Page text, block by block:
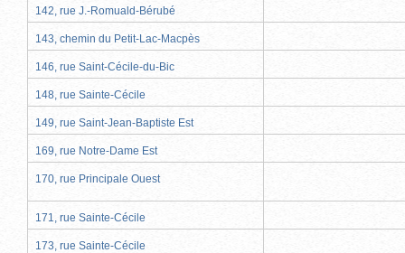
142, rue J.-Romuald-Bérubé
143, chemin du Petit-Lac-Macpès
146, rue Saint-Cécile-du-Bic
148, rue Sainte-Cécile
149, rue Saint-Jean-Baptiste Est
169, rue Notre-Dame Est
170, rue Principale Ouest
171, rue Sainte-Cécile
173, rue Sainte-Cécile